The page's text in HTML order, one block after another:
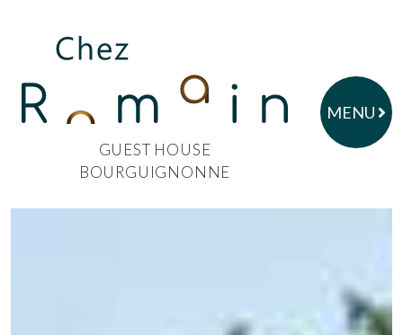
GUEST HOUSE
BOURGUIGNONNE
MENU